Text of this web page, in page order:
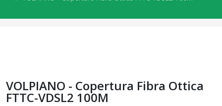
VOLPIANO - Copertura Fibra Ottica
FTTC-VDSL2 100M